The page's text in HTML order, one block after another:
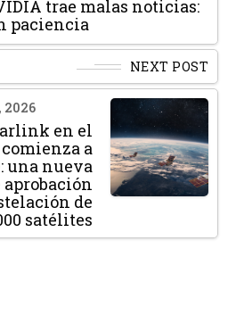
trae malas noticias:
paciencia
NEXT POST
2026
en el
a
una nueva
aprobación
de
satélites